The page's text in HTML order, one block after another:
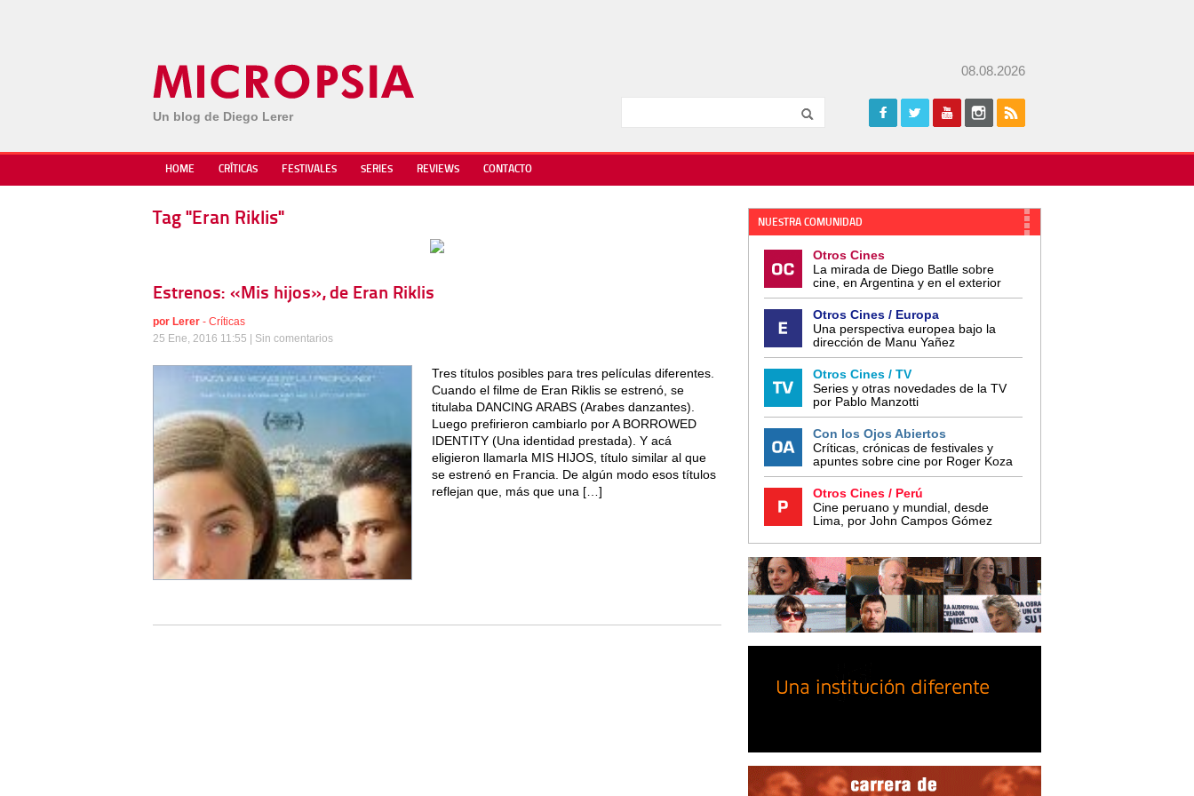
Un blog de Diego Lerer
08.08.2026
HOME CRÍTICAS FESTIVALES SERIES REVIEWS CONTACTO
Tag "Eran Riklis"
Estrenos: «Mis hijos», de Eran Riklis
por Lerer - Críticas
25 Ene, 2016 11:55 | Sin comentarios
Tres títulos posibles para tres películas diferentes.
Cuando el filme de Eran Riklis se estrenó, se
titulaba DANCING ARABS (Arabes danzantes).
Luego prefirieron cambiarlo por A BORROWED
IDENTITY (Una identidad prestada). Y acá
eligieron llamarla MIS HIJOS, título similar al que
se estrenó en Francia. De algún modo esos títulos
reflejan que, más que una […]
NUESTRA COMUNIDAD
Otros Cines
La mirada de Diego Batlle sobre
cine, en Argentina y en el exterior
Otros Cines / Europa
Una perspectiva europea bajo la
dirección de Manu Yañez
Otros Cines / TV
Series y otras novedades de la TV
por Pablo Manzotti
Con los Ojos Abiertos
Críticas, crónicas de festivales y
apuntes sobre cine por Roger Koza
Otros Cines / Perú
Cine peruano y mundial, desde
Lima, por John Campos Gómez